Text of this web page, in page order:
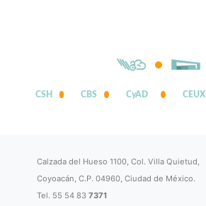
CSH CBS CyAD CEUX
Calzada del Hueso 1100, Col. Villa Quietud,
Coyoacán, C.P. 04960, Ciudad de México.
Tel. 55 54 837371